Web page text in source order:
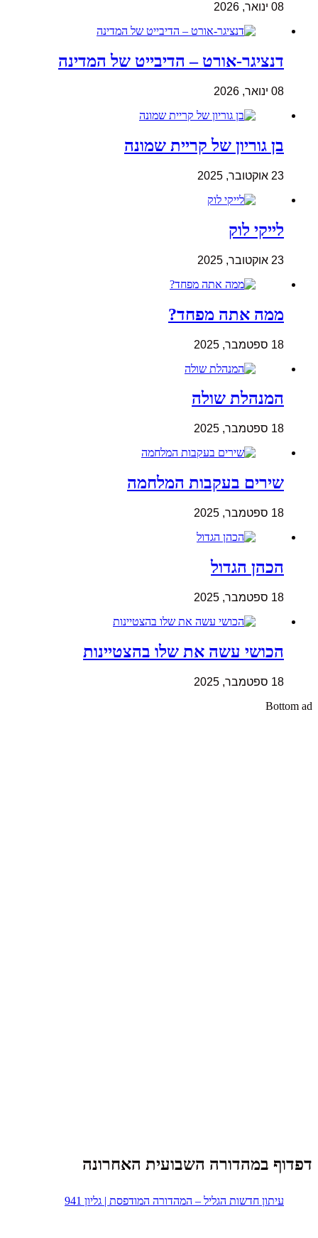
08 ינואר, 2026
דנציגר-אורט – הדיבייט של המדינה
08 ינואר, 2026
בן גוריון של קריית שמונה
23 אוקטובר, 2025
לייקי לוק
23 אוקטובר, 2025
ממה אתה מפחד?
18 ספטמבר, 2025
המנהלת שולה
18 ספטמבר, 2025
שירים בעקבות המלחמה
18 ספטמבר, 2025
הכהן הגדול
18 ספטמבר, 2025
הכושי עשה את שלו בהצטיינות
18 ספטמבר, 2025
Bottom ad
דפדוף במהדורה השבועית האחרונה
עיתון חדשות הגליל – המהדורה המודפסת | גליון 941